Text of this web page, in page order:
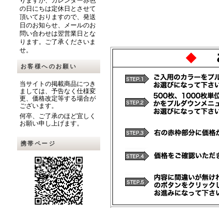
の日にちは定休日とさせて
頂いておりますので、発送
日のお知らせ、メールのお
問い合わせは翌営業日とな
ります。ご了承くださいま
せ。
お客様へのお願い
当サイトの掲載商品につき
ましては、予告なく仕様変
更、価格改定等する場合が
ございます。
何卒、ご了承のほど宜しく
お願い申し上げます。
携帯ページ